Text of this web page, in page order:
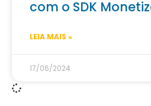
com o SDK
LEIA MAIS »
17/06/2024